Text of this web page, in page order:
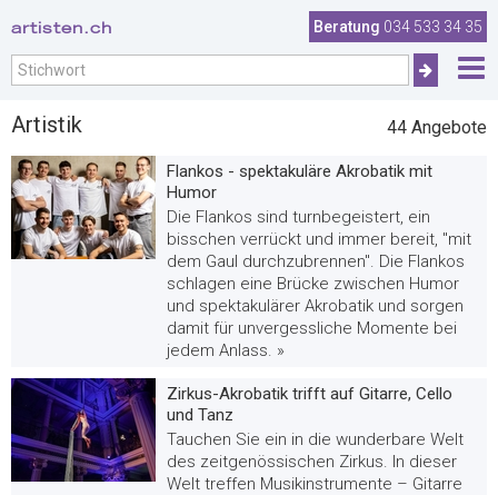
artisten.ch Beratung 034 533 34 35
Artistik 44 Angebote
Flankos - spektakuläre Akrobatik mit
Humor
Die Flankos sind turnbegeistert, ein
bisschen verrückt und immer bereit, "mit
dem Gaul durchzubrennen". Die Flankos
schlagen eine Brücke zwischen Humor
und spektakulärer Akrobatik und sorgen
damit für unvergessliche Momente bei
jedem Anlass. »
Zirkus-Akrobatik trifft auf Gitarre, Cello
und Tanz
Tauchen Sie ein in die wunderbare Welt
des zeitgenössischen Zirkus. In dieser
Welt treffen Musikinstrumente – Gitarre